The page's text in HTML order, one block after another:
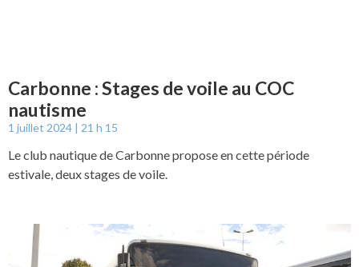
Carbonne : Stages de voile au COC
nautisme
1 juillet 2024 21 h 15
Le club nautique de Carbonne propose en cette période
estivale, deux stages de voile.